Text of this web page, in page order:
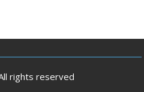
rights reserved